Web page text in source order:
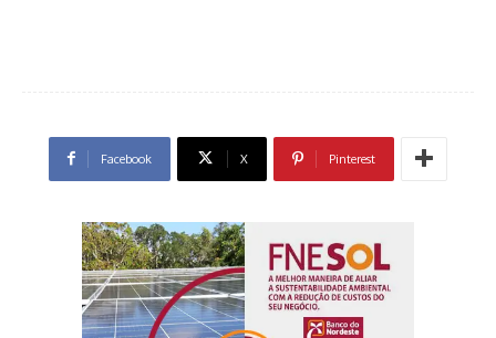
Facebook X Pinterest